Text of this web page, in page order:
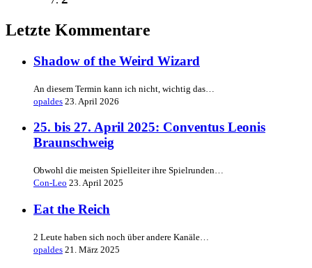
Letzte Kommentare
Shadow of the Weird Wizard
An diesem Termin kann ich nicht, wichtig das…
opaldes 23. April 2026
25. bis 27. April 2025: Conventus Leonis
Braunschweig
Obwohl die meisten Spielleiter ihre Spielrunden…
Con-Leo 23. April 2025
Eat the Reich
2 Leute haben sich noch über andere Kanäle…
opaldes 21. März 2025